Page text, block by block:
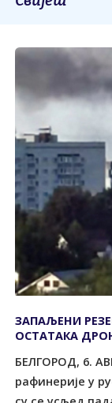
ЗАПАЉЕНИ
ОСТАТАКА
БЕЛГОРОД, 6.
рафинерије у